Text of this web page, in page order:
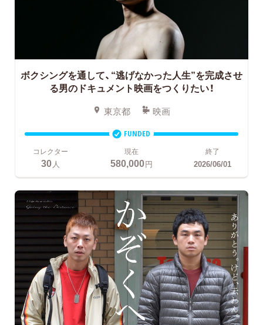
ボクシングを通して、“逃げなかった人生”を完成させ
る男のドキュメント映画をつくりたい！
東京都 映画
FUNDED
コレクター
30 人
現在
580,000円
終了
2026/06/01